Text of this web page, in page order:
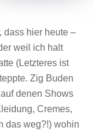
dass hier heute –
weil ich halt
(Letzteres ist
Zig Buden
denen Shows
Cremes,
das weg?!) wohin